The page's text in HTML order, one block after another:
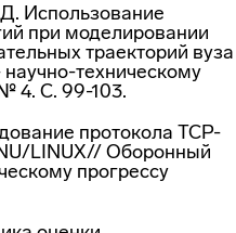
Использование
при моделировании
траекторий вуза
техническому
4. С. 99-103.
протокола TCP-
LINUX// Оборонный
прогрессу